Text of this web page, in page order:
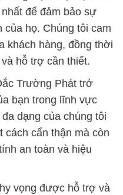
để đảm bảo sự
của họ. Chúng tôi cam
khách hàng, đồng thời
hỗ trợ cần thiết.
Trường Phát trở
bạn trong lĩnh vực
dạng của chúng tôi
cách cẩn thận mà còn
an toàn và hiệu
vọng được hỗ trợ và